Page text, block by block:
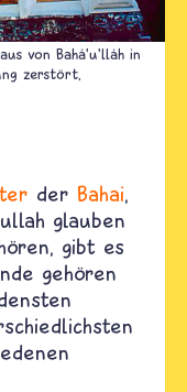
von Bahá'u'lláh in
zerstört,
der Bahai,
glauben
gibt es
gehören